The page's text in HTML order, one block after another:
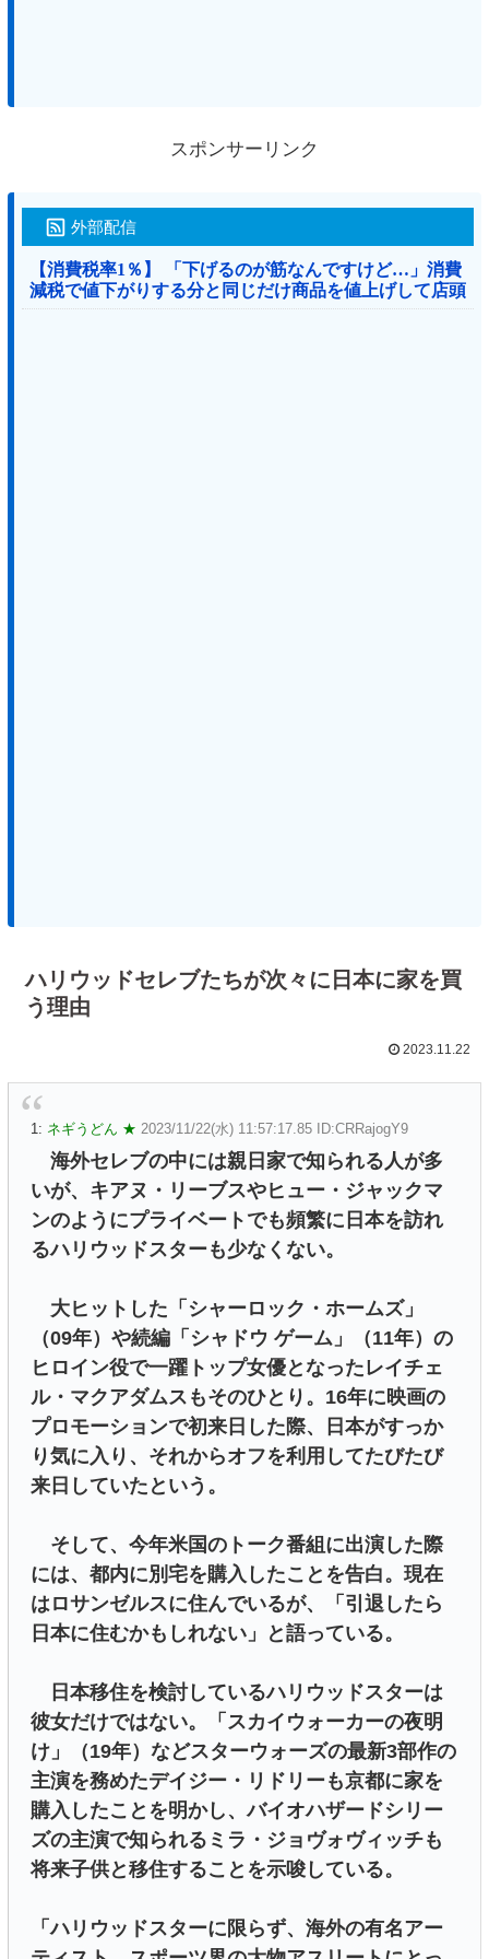
スポンサーリンク
外部配信
【消費税率1％】 「下げるのが筋なんですけど…」消費
減税で値下がりする分と同じだけ商品を値上げして店頭
価格を変えない店も
ハリウッドセレブたちが次々に日本に家を買
う理由
2023.11.22
1: ネギうどん ★ 2023/11/22(水) 11:57:17.85 ID:CRRajogY9
海外セレブの中には親日家で知られる人が多
いが、キアヌ・リーブスやヒュー・ジャックマ
ンのようにプライベートでも頻繁に日本を訪れ
るハリウッドスターも少なくない。
大ヒットした「シャーロック・ホームズ」
（09年）や続編「シャドウ ゲーム」（11年）の
ヒロイン役で一躍トップ女優となったレイチェ
ル・マクアダムスもそのひとり。16年に映画の
プロモーションで初来日した際、日本がすっか
り気に入り、それからオフを利用してたびたび
来日していたという。
そして、今年米国のトーク番組に出演した際
には、都内に別宅を購入したことを告白。現在
はロサンゼルスに住んでいるが、「引退したら
日本に住むかもしれない」と語っている。
日本移住を検討しているハリウッドスターは
彼女だけではない。「スカイウォーカーの夜明
け」（19年）などスターウォーズの最新3部作の
主演を務めたデイジー・リドリーも京都に家を
購入したことを明かし、バイオハザードシリー
ズの主演で知られるミラ・ジョヴォヴィッチも
将来子供と移住することを示唆している。
「ハリウッドスターに限らず、海外の有名アー